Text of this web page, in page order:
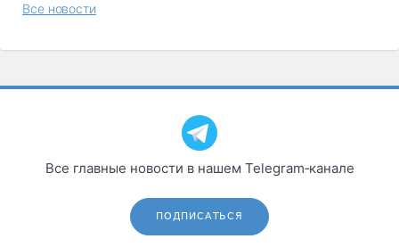
Все новости
Все главные новости в нашем Telegram‑канале
ПОДПИСАТЬСЯ